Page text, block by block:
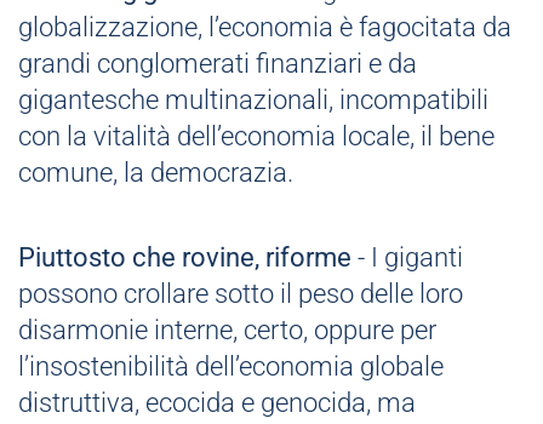
globalizzazione, l’economia è fagocitata da
grandi conglomerati finanziari e da
gigantesche multinazionali, incompatibili
con la vitalità dell’economia locale, il bene
comune, la democrazia.
Piuttosto che rovine, riforme - I giganti
possono crollare sotto il peso delle loro
disarmonie interne, certo, oppure per
l’insostenibilità dell’economia globale
distruttiva, ecocida e genocida, ma